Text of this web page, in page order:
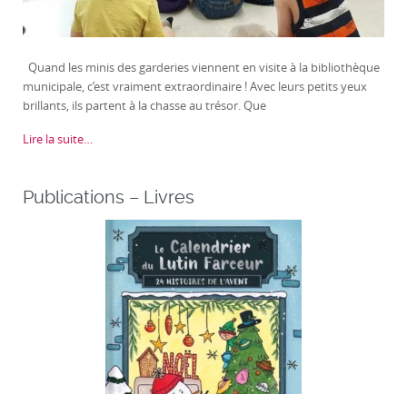
Quand les minis des garderies viennent en visite à la bibliothèque
municipale, c’est vraiment extraordinaire ! Avec leurs petits yeux
brillants, ils partent à la chasse au trésor. Que
Lire la suite…
Publications – Livres